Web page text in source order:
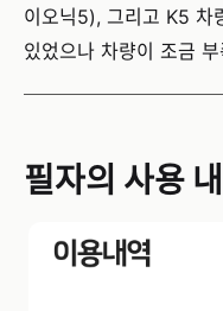
이오닉5), 그리고 K5 차
있었으나 차량이 조금
필자의 사용